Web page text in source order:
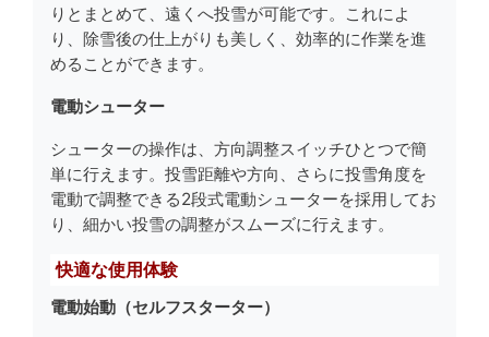
りとまとめて、遠くへ投雪が可能です。これによ
り、除雪後の仕上がりも美しく、効率的に作業を進
めることができます。
電動シューター
シューターの操作は、方向調整スイッチひとつで簡
単に行えます。投雪距離や方向、さらに投雪角度を
電動で調整できる2段式電動シューターを採用してお
り、細かい投雪の調整がスムーズに行えます。
快適な使用体験
電動始動（セルフスターター）